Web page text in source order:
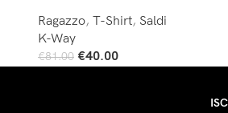
Ragazzo, T-Shirt, Saldi
K-Way
€81.00 €40.00